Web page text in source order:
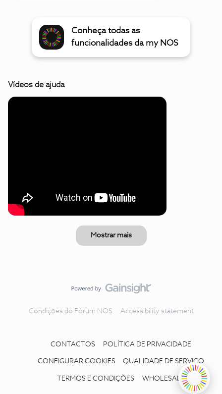
Conheça todas as
funcionalidades da my NOS
Vídeos de ajuda
Mostrar mais
Condições do Fórum NOS Accessibility statement
CONTACTOS POLÍTICA DE PRIVACIDADE
CONFIGURAR COOKIES QUALIDADE DE SERVIÇO
TERMOS E CONDIÇÕES WHOLESALE